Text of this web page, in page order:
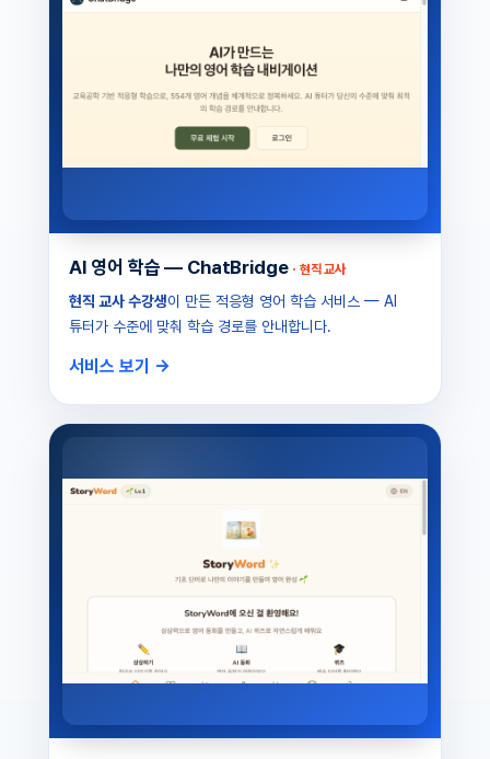
AI 영어 학습 — ChatBridge · 현직 교사
현직 교사 수강생이 만든 적응형 영어 학습 서비스 — AI
튜터가 수준에 맞춰 학습 경로를 안내합니다.
서비스 보기 →